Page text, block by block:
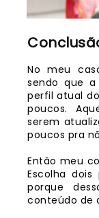
No meu
sendo que
perfil atual
poucos.
serem
poucos pra
Então meu
Escolha
porque
conteúdo de